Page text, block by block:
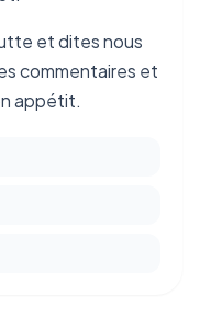
et dites nous
commentaires et
appétit.